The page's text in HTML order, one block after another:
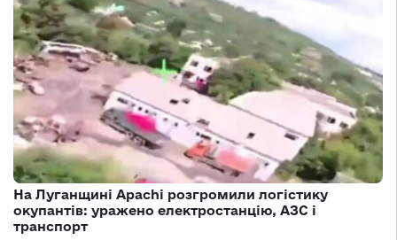
На Луганщині Apachi розгромили логістику
окупантів: уражено електростанцію, АЗС і
транспорт